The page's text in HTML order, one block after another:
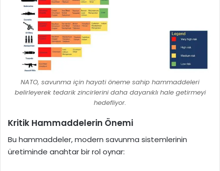
NATO, savunma için hayati öneme sahip hammaddeleri
belirleyerek tedarik zincirlerini daha dayanıklı hale getirmeyi
hedefliyor.
Kritik Hammaddelerin Önemi
Bu hammaddeler, modern savunma sistemlerinin
üretiminde anahtar bir rol oynar: